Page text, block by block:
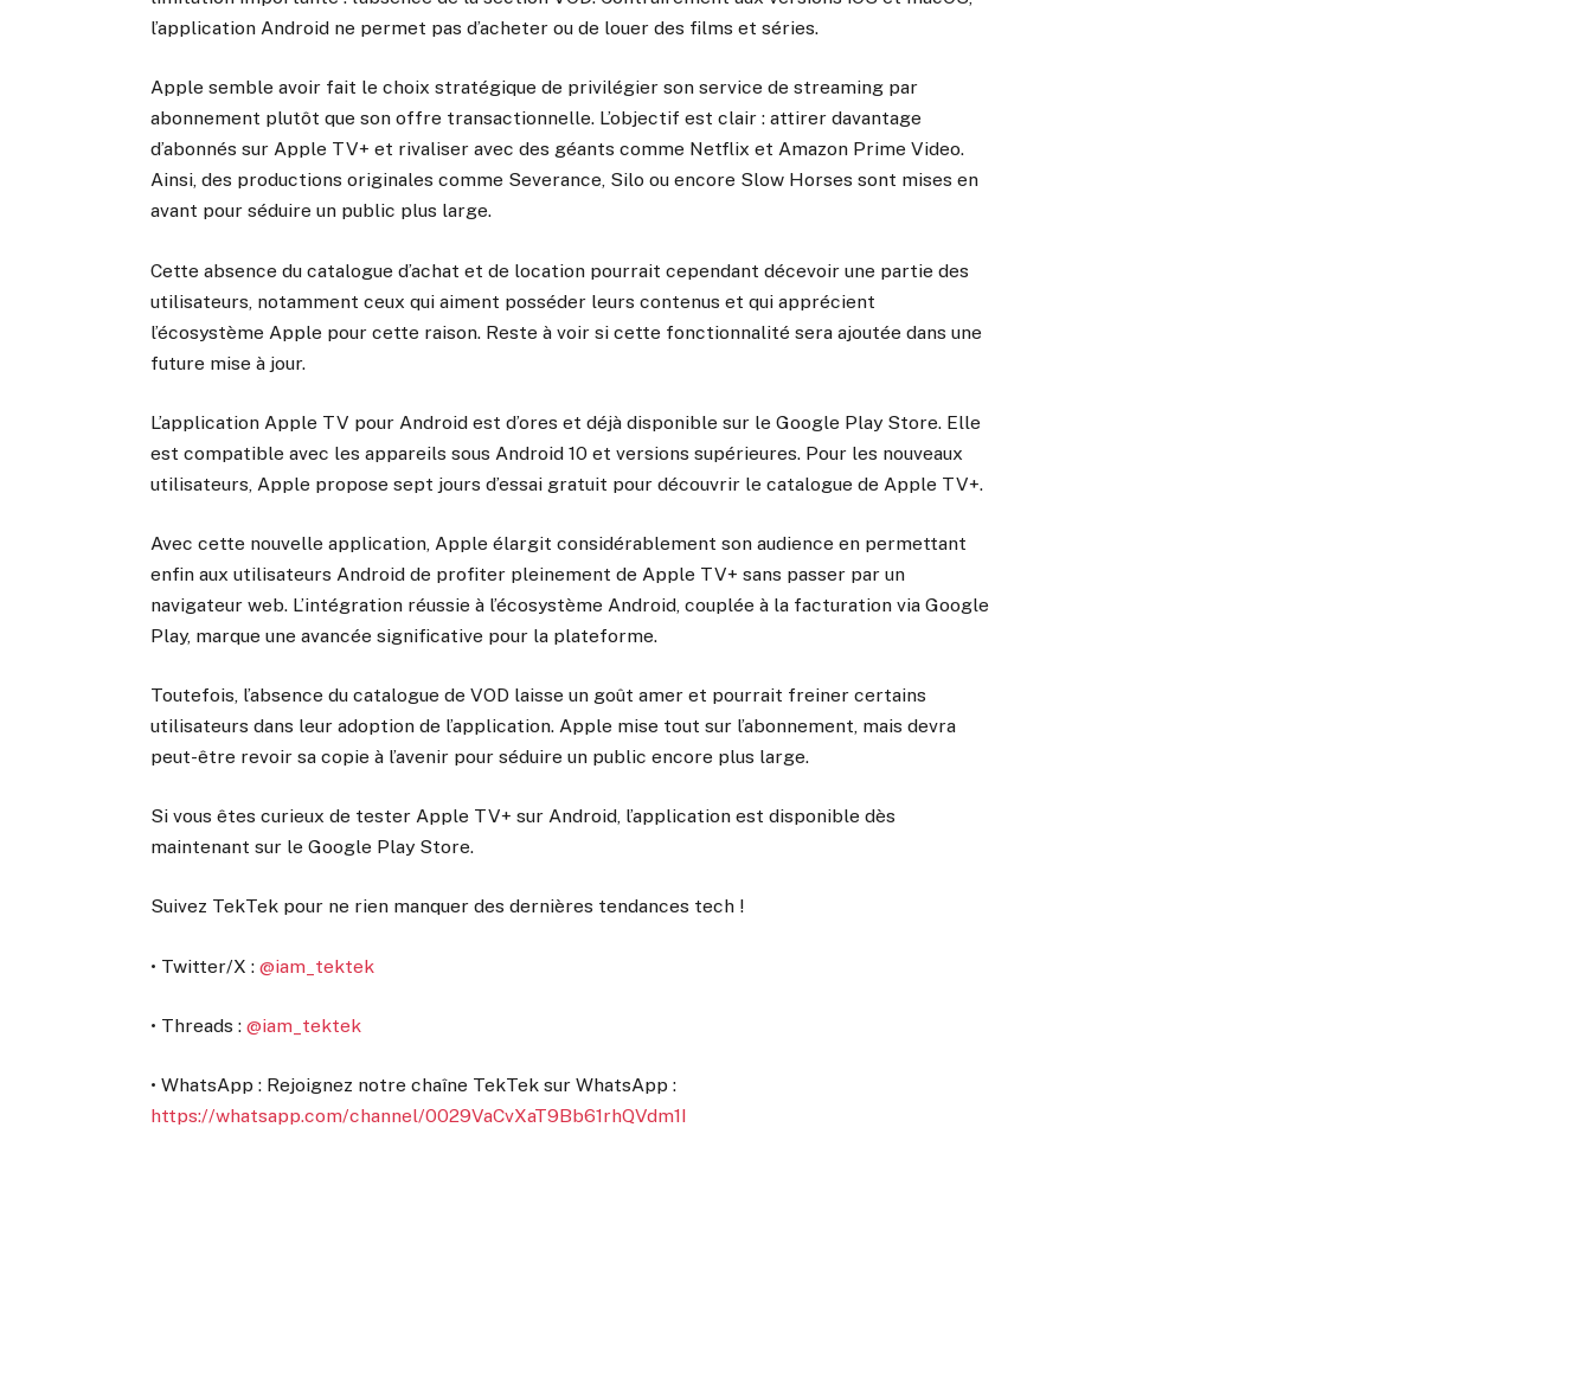
l’application Android ne permet pas d’acheter ou de louer des films et séries.
Apple semble avoir fait le choix stratégique de privilégier son service de streaming par
abonnement plutôt que son offre transactionnelle. L’objectif est clair : attirer davantage
d’abonnés sur Apple TV+ et rivaliser avec des géants comme Netflix et Amazon Prime Video.
Ainsi, des productions originales comme Severance, Silo ou encore Slow Horses sont mises en
avant pour séduire un public plus large.
Cette absence du catalogue d’achat et de location pourrait cependant décevoir une partie des
utilisateurs, notamment ceux qui aiment posséder leurs contenus et qui apprécient
l’écosystème Apple pour cette raison. Reste à voir si cette fonctionnalité sera ajoutée dans une
future mise à jour.
L’application Apple TV pour Android est d’ores et déjà disponible sur le Google Play Store. Elle
est compatible avec les appareils sous Android 10 et versions supérieures. Pour les nouveaux
utilisateurs, Apple propose sept jours d’essai gratuit pour découvrir le catalogue de Apple TV+.
Avec cette nouvelle application, Apple élargit considérablement son audience en permettant
enfin aux utilisateurs Android de profiter pleinement de Apple TV+ sans passer par un
navigateur web. L’intégration réussie à l’écosystème Android, couplée à la facturation via Google
Play, marque une avancée significative pour la plateforme.
Toutefois, l’absence du catalogue de VOD laisse un goût amer et pourrait freiner certains
utilisateurs dans leur adoption de l’application. Apple mise tout sur l’abonnement, mais devra
peut-être revoir sa copie à l’avenir pour séduire un public encore plus large.
Si vous êtes curieux de tester Apple TV+ sur Android, l’application est disponible dès
maintenant sur le Google Play Store.
Suivez TekTek pour ne rien manquer des dernières tendances tech !
• Twitter/X :@iam_tektek
• Threads :@iam_tektek
• WhatsApp : Rejoignez notre chaîne TekTek sur WhatsApp :
https://whatsapp.com/channel/0029VaCvXaT9Bb61rhQVdm1I